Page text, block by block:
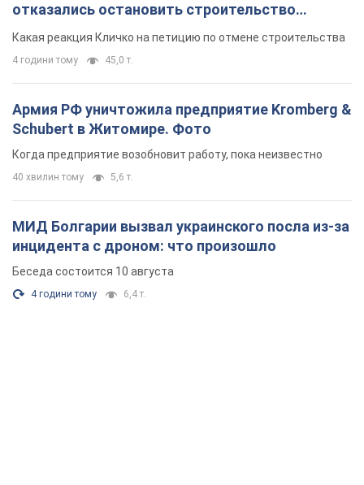
отказались остановить строительство
небоскреба "московского верующего"
Какая реакция Кличко на петицию по отмене строительства
4 години тому 45,0 т.
Армия РФ уничтожила предприятие Kromberg &
Schubert в Житомире. Фото
Когда предприятие возобновит работу, пока неизвестно
40 хвилин тому 5,6 т.
МИД Болгарии вызвал украинского посла из-за
инцидента с дроном: что произошло
Беседа состоится 10 августа
4 години тому 6,4 т.